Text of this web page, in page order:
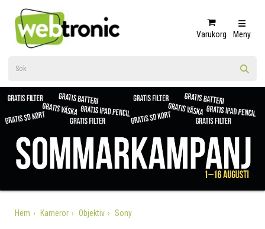
Varukorg Meny
Hem Kameror Objektiv Sony